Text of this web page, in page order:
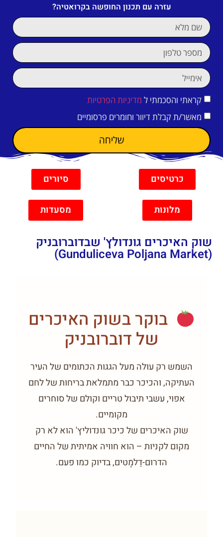
עזרה עם תכנון החופשה בקרואטיה?
קראתי והסכמתי למדיניות הפרטיות
מאשר/ת קבלת דיוור וחומרים פרסומיים
שליחה
כרטיסים סיורים
מלונות מסעדות
האיכרים גונדולץ' שבדוברובניק
בוקר בשוק האיכרים
של דוברובניק
השמש רק עולה מעל הגגות הכתומים של העיר
העתיקה, והכיכר כבר מתמלאת בריחות של לחם
אפוי, עשבי תיבול טריים וקולם של סוחרים
מקומיים.
שוק האיכרים של כיכר גונדוליץ' הוא לא רק
מקום לקניות – הוא חוויה אמיתית של החיים
הדרום-דַלמָטים, בדיוק כמו פעם.